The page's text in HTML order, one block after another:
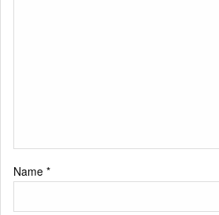
Name *